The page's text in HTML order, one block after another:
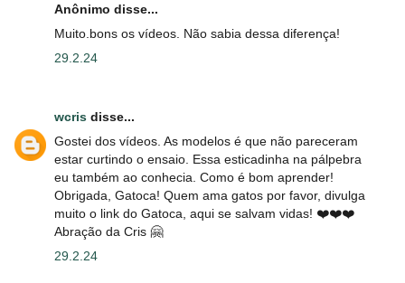
Anônimo disse...
Muito.bons os vídeos. Não sabia dessa diferença!
29.2.24
wcris disse...
Gostei dos vídeos. As modelos é que não pareceram
estar curtindo o ensaio. Essa esticadinha na pálpebra
eu também ao conhecia. Como é bom aprender!
Obrigada, Gatoca! Quem ama gatos por favor, divulga
muito o link do Gatoca, aqui se salvam vidas! ❤️❤️❤️
Abração da Cris 🤗
29.2.24